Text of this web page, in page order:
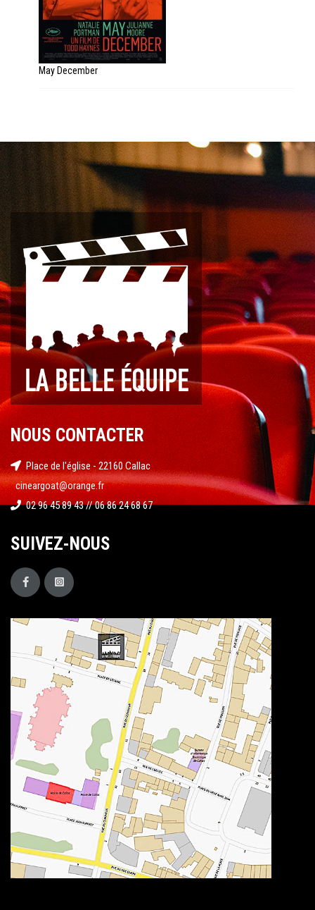
May December
NOUS CONTACTER
Place de l'église - 22160 Callac
cineargoat@orange.fr
02 96 45 89 43 // 06 86 24 68 67
SUIVEZ-NOUS